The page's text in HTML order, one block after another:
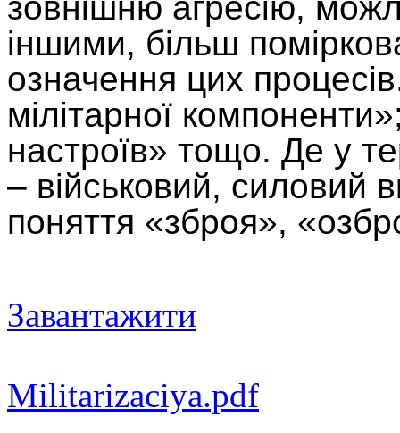
зовнішню агресію,
іншими, більш
означення цих
мілітарної
настроїв» тощо. Де у
– військовий, силовий
поняття «зброя»,
Завантажити
Militarizaciya.pdf